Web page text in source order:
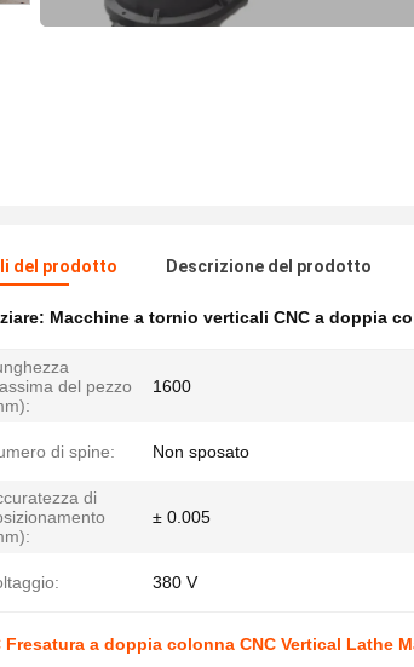
del prodotto Descrizione del prodotto
Macchine a tornio verticali CNC a doppia
del pezzo
1600
di spine: Non sposato
di
± 0.005
380 V
Fresatura a doppia colonna CNC Vertical Lathe